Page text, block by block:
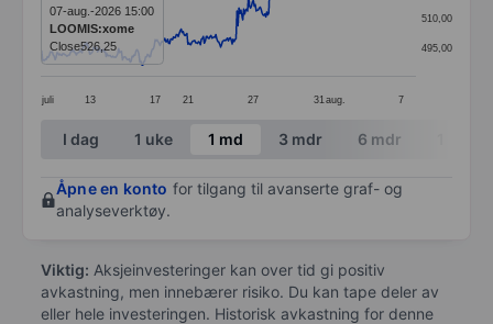
The chart has 1 X axis displaying categories.
The chart has 1 Y axis displaying values. Data
juli 13 17 21 27 31 aug. 7
495,00
510,00
07-aug.-2026 15:00
LOOMIS:xome
Close526,25
End of interactive chart.
I dag 1 uke 1 md 3 mdr 6 mdr
Åpne en konto for tilgang til avanserte graf- og
analyseverktøy.
Viktig: Aksjeinvesteringer kan over tid gi positiv
avkastning, men innebærer risiko. Du kan tape deler av
eller hele investeringen. Historisk avkastning for denne